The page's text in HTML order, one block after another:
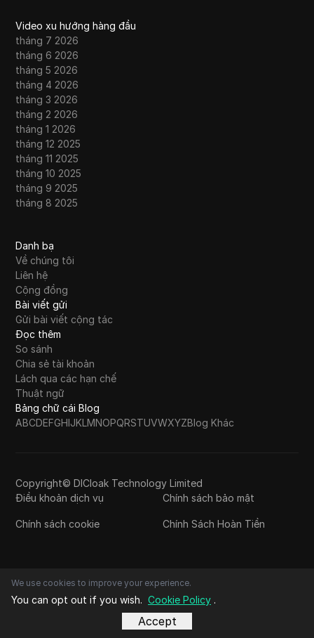
Video xu hướng hàng đầu
tháng 7 2026
tháng 6 2026
tháng 5 2026
tháng 4 2026
tháng 3 2026
tháng 2 2026
tháng 1 2026
tháng 12 2025
tháng 11 2025
tháng 10 2025
tháng 9 2025
tháng 8 2025
Danh bạ
Về chúng tôi
Liên hệ
Cộng đồng
Bài viết gửi
Gửi bài viết cộng tác
Đọc thêm
So sánh
Chia sẻ tài khoản
Lách qua các hạn chế
Thuật ngữ
Bảng chữ cái Blog
ABCDEFGHIJKLMNOPQRSTUVWXYZBlog Khác
Copyright© DICloak Technology Limited
Điều khoản dịch vụ
Chính sách bảo mật
Chính sách cookie Chính Sách Hoàn Tiền
We use cookies to improve your experience.
You can opt out if you wish. Cookie Policy .
Accept